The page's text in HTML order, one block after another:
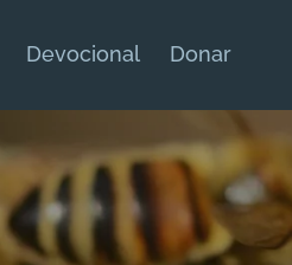
Devocional Donar